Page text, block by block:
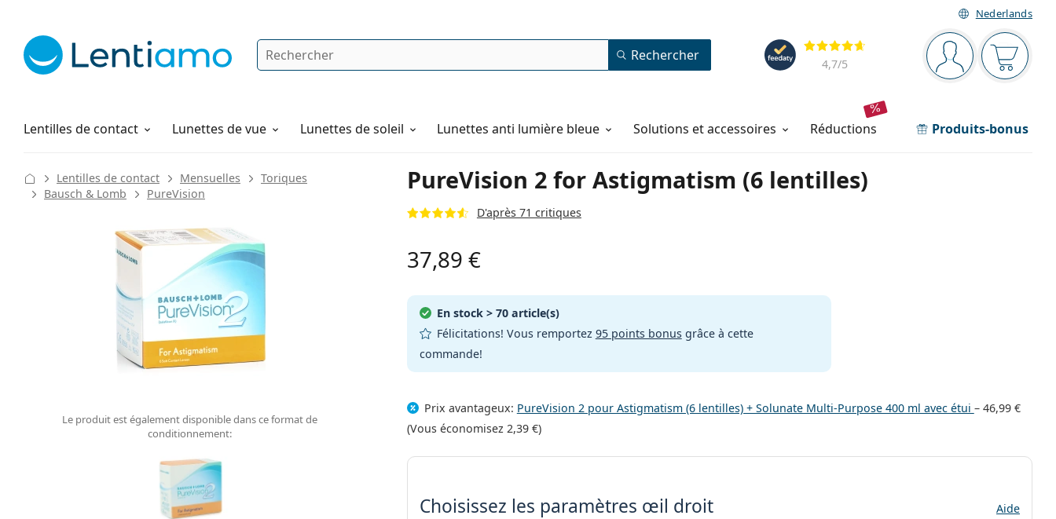
Nederlands
Barre de navigation
Vous êtesVotre
Évaluation
4,7/5
Rechercher Rechercher
Lentilles de contact
Solutions Lunettes de vue Lunettes de soleil Lunettes anti lumière bleue Solutions et accessoires réductions Produits-bonus
Comment commander
PureVision 2 for Astigmatism (6 lentilles)
D'après 71 critiques
Lentilles de contact Mensuelles
Toriques
Bausch & Lomb
PureVision
Le produit est également disponible dans ce format de
conditionnement:
37,89 €
En stock > 70 article(s)
Félicitations! Vous remportez 95 points bonusgrâce à cette
commande!
Prix avantageux: PureVision 2 pour Astigmatism (6 lentilles) + Solunate Multi-Purpose 400 ml avec étui – 46,99 €
(Vous économisez 2,39 €)
Choisissez les paramètres
Choisissez les paramètres œil droit Aide